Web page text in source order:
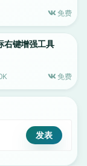
免费
键增强工具
免费